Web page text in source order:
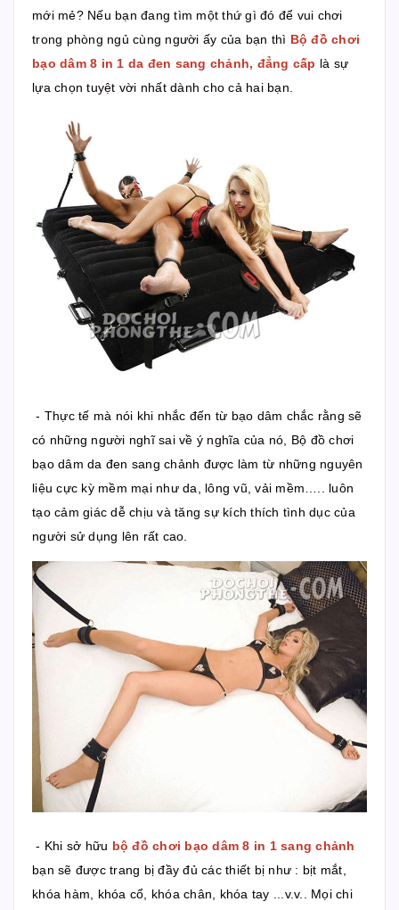
mới mẻ? Nếu bạn đang tìm một thứ gì đó để vui chơi
trong phòng ngủ cùng người ấy của bạn thì Bộ đồ chơi
bạo dâm 8 in 1 da đen sang chảnh, đẳng cấp là sự
lựa chọn tuyệt vời nhất dành cho cả hai bạn.
- Thực tế mà nói khi nhắc đến từ bạo dâm chắc rằng sẽ
có những người nghĩ sai về ý nghĩa của nó, Bộ đồ chơi
bạo dâm da đen sang chảnh được làm từ những nguyên
liệu cực kỳ mềm mại như da, lông vũ, vải mềm….. luôn
tạo cảm giác dễ chịu và tăng sự kích thích tình dục của
người sử dụng lên rất cao.
- Khi sở hữu bộ đồ chơi bạo dâm 8 in 1 sang chảnh
bạn sẽ được trang bị đầy đủ các thiết bị như : bịt mắt,
khóa hàm, khóa cổ, khóa chân, khóa tay ...v.v.. Mọi chi